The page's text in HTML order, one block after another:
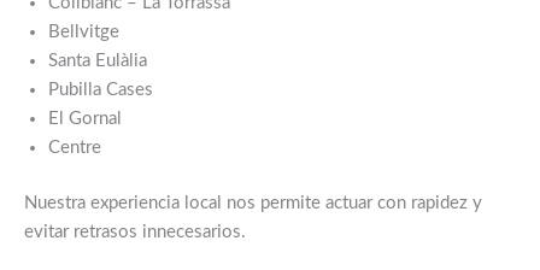
Bellvitge
Santa Eulàlia
Pubilla Cases
El Gornal
Centre
Nuestra experiencia local nos permite actuar con rapidez y
evitar retrasos innecesarios.